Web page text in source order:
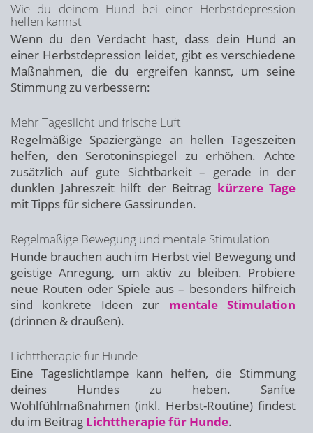
Wie du deinem Hund bei einer Herbstdepression
helfen kannst
Wenn du den Verdacht hast, dass dein Hund an
einer Herbstdepression leidet, gibt es verschiedene
Maßnahmen, die du ergreifen kannst, um seine
Stimmung zu verbessern:
Mehr Tageslicht und frische Luft
Regelmäßige Spaziergänge an hellen Tageszeiten
helfen, den Serotoninspiegel zu erhöhen. Achte
zusätzlich auf gute Sichtbarkeit – gerade in der
dunklen Jahreszeit hilft der Beitrag kürzere Tage
mit Tipps für sichere Gassirunden.
Regelmäßige Bewegung und mentale Stimulation
Hunde brauchen auch im Herbst viel Bewegung und
geistige Anregung, um aktiv zu bleiben. Probiere
neue Routen oder Spiele aus – besonders hilfreich
sind konkrete Ideen zur mentale Stimulation
(drinnen & draußen).
Lichttherapie für Hunde
Eine Tageslichtlampe kann helfen, die Stimmung
deines Hundes zu heben. Sanfte
Wohlfühlmaßnahmen (inkl. Herbst-Routine) findest
du im Beitrag Lichttherapie für Hunde.